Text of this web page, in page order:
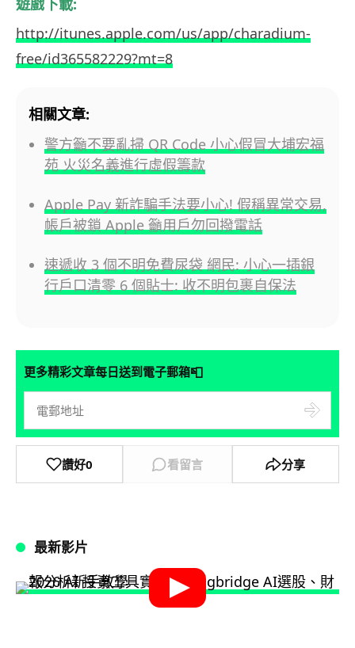
遊戲下載:
http://itunes.apple.com/us/app/charadium-
free/id365582229?mt=8
相關文章:
警方籲不要亂掃 QR Code 小心假冒大埔宏福
苑 火災名義進行虛假籌款
Apple Pay 新詐騙手法要小心! 假稱異常交易,
帳戶被鎖 Apple 籲用戶勿回撥電話
速遞收 3 個不明免費尿袋 網民: 小心一插銀
行戶口清零 6 個貼士: 收不明包裹自保法
更多精彩文章每日送到電子郵箱📮
讚好0 看留言 分享
最新影片